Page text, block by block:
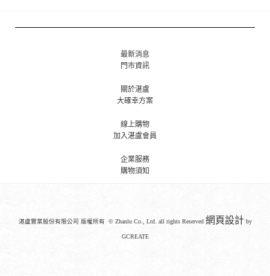
最新消息
門市資訊
關於湛盧
大確幸方案
線上購物
加入湛盧會員
企業服務
購物須知
湛盧實業股份有限公司 版權所有 © Zhanlu Co., Ltd. all rights Reserved 網頁設計by
GCREATE